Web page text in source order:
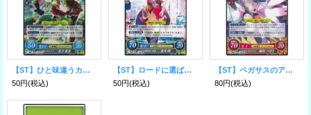
【ST】ひと味違うカリスマ 黒乃霧亜
50円(税込)
【ST】ロードに選ばれし若者 蒼井樹
50円(税込)
【ST】ペガサスのアイドル 織部つばさ
80円(税込)